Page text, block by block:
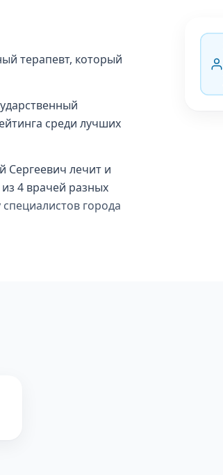
терапевт, который
среди лучших
Сергеевич лечит и
4 врачей разных
города